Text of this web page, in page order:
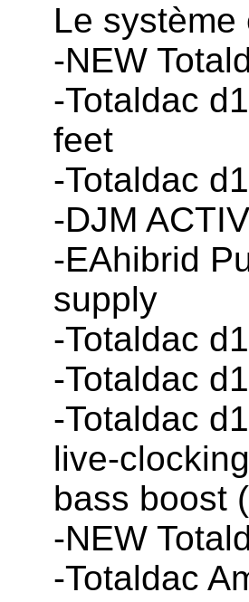
Le
-NEW
-Totaldac
feet
-Totaldac
-DJM
-EAhibrid
supply
-Totaldac
-Totaldac
-Totaldac
live-
bass boost
-NEW
-Totaldac